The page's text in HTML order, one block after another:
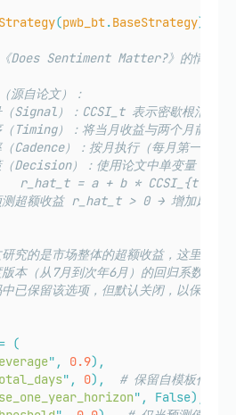
(pwb_bt.BaseStrategy):
Does Sentiment Matter?》的情绪择
源自论文）：
Signal）：CCSI_t 表示密歇根消费
Timing）：将当月收益与两个月前的
Cadence）：按月执行（每月第一个交
Decision）：使用论文中单变量（月度
r_hat_t = a + b * CCSI_{t-1}，
超额收益 r_hat_t > 0 → 增加风险敞
究的是市场整体的超额收益，这里将同
本（从7月到次年6月）的回归系数见
已保留该选项，但默认关闭，以保持与
= (
" , 0.9),
" , 0),
# 保留自模板代码
" ,
False),